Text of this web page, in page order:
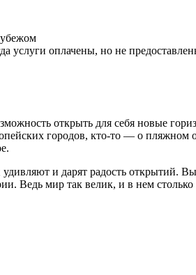
услуги оплачены, но не
открыть для себя новые
городов, кто-то — о
и дарят радость открытий.
Ведь мир так велик, и в нем столько